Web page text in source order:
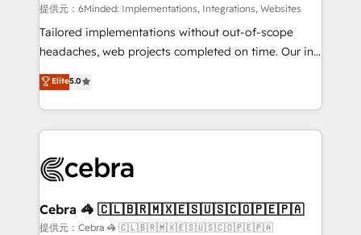
turn innovation into real impact. 🌍 Highlights •
HubSpot Partner since 2012 • 2022 EMEA Impact
Award: Best Integration • 150+ successful HubSpot
technology for integrations • Multilingual team:
English, Spanish, Portuguese & Italian 👉 Grow
提供元：6Minded: Implementations, Integrations, Websites
Tailored implementations without out-of-scope
headaches, web projects completed on time. Our in-
house team of certified CRM architects, experts,
developers, designers, and marketers handles all
aspects of your HubSpot. ✨ 400+ global clients ✨
100+ seamless migrations from 15+ different CRMs
implementations, and 5,000+ pages ✨ CS: Clients
CS: 245% organic growth & +751% new visitors for a
full-funnel HubSpot project ✨ CS: 415% conversion
Elite5.0
Cebra 🦓 🇨🇱🇧🇷🇲🇽🇪🇸🇺🇸🇨🇴🇵🇪🇵🇦
提供元：Cebra 🦓 🇨🇱🇧🇷🇲🇽🇪🇸🇺🇸🇨🇴🇵🇪🇵🇦